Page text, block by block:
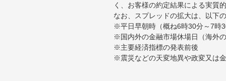
く、お客様の約定結果による実質
なお、スプレッドの拡大は、以下
※平日早朝時（概ね6時30分～7時
※国内外の金融市場休場日（海外
※主要経済指標の発表前後
※震災などの天変地異や政変又は